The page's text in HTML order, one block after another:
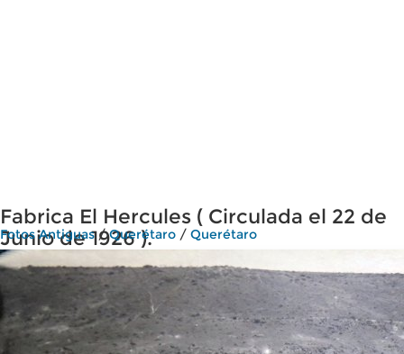
Fabrica El Hercules ( Circulada el 22 de
Junio de 1926 ).
Fotos Antiguas/Querétaro / Querétaro